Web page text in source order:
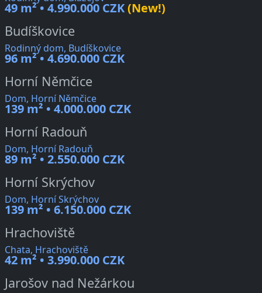
49 m² • 4.990.000 CZK(New!)
Budíškovice
Rodinný dom, Budíškovice
96 m² • 4.690.000 CZK
Horní Němčice
Dom, Horní Němčice
139 m² • 4.000.000 CZK
Horní Radouň
Dom, Horní Radouň
89 m² • 2.550.000 CZK
Horní Skrýchov
Dom, Horní Skrýchov
139 m² • 6.150.000 CZK
Hrachoviště
Chata, Hrachoviště
42 m² • 3.990.000 CZK
Jarošov nad Nežárkou